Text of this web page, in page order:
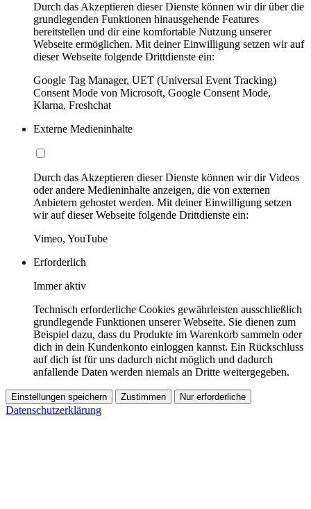
Durch das Akzeptieren dieser Dienste können wir dir über die
grundlegenden Funktionen hinausgehende Features
bereitstellen und dir eine komfortable Nutzung unserer
Webseite ermöglichen. Mit deiner Einwilligung setzen wir auf
dieser Webseite folgende Drittdienste ein:
Google Tag Manager, UET (Universal Event Tracking)
Consent Mode von Microsoft, Google Consent Mode,
Klarna, Freshchat
Externe Medieninhalte
Durch das Akzeptieren dieser Dienste können wir dir Videos
oder andere Medieninhalte anzeigen, die von externen
Anbietern gehostet werden. Mit deiner Einwilligung setzen
wir auf dieser Webseite folgende Drittdienste ein:
Vimeo, YouTube
Erforderlich
Immer aktiv
Technisch erforderliche Cookies gewährleisten ausschließlich
grundlegende Funktionen unserer Webseite. Sie dienen zum
Beispiel dazu, dass du Produkte im Warenkorb sammeln oder
dich in dein Kundenkonto einloggen kannst. Ein Rückschluss
auf dich ist für uns dadurch nicht möglich und dadurch
anfallende Daten werden niemals an Dritte weitergegeben.
Einstellungen speichern Zustimmen Nur erforderliche
Datenschutzerklärung